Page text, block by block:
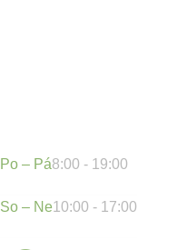
Po – Pá8:00 - 19:00
So – Ne10:00 - 17:00